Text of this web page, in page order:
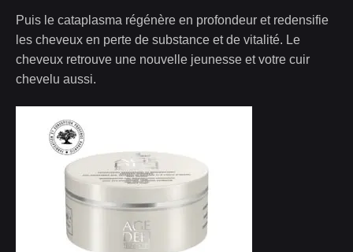
Puis le cataplasma régénère en profondeur et redensifie
les cheveux en perte de substance et de vitalité. Le
cheveux retrouve une nouvelle jeunesse et votre cuir
chevelu aussi.